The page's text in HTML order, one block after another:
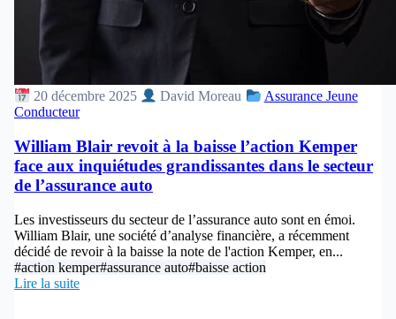
20 décembre 2025 David Moreau
Assurance Jeune
Conducteur
William Blair revoit à la baisse l’action Kemper
face aux inquiétudes grandissantes dans le secteur
de l’assurance auto
Les investisseurs du secteur de l’assurance auto sont en émoi.
William Blair, une société d’analyse financière, a récemment
décidé de revoir à la baisse la note de l'action Kemper, en...
#action kemper#assurance auto#baisse action
Lire la suite